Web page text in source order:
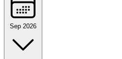
Sep 2026